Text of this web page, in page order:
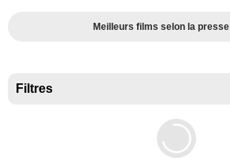
Meilleurs films selon la presse
Filtres